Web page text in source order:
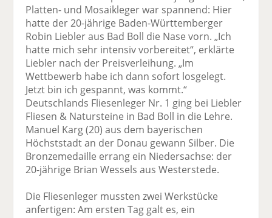
Platten- und Mosaikleger war spannend: Hier
hatte der 20-jährige Baden-Württemberger
Robin Liebler aus Bad Boll die Nase vorn. „Ich
hatte mich sehr intensiv vorbereitet“, erklärte
Liebler nach der Preisverleihung. „Im
Wettbewerb habe ich dann sofort losgelegt.
Jetzt bin ich gespannt, was kommt.“
Deutschlands Fliesenleger Nr. 1 ging bei Liebler
Fliesen & Natursteine in Bad Boll in die Lehre.
Manuel Karg (20) aus dem bayerischen
Höchststadt an der Donau gewann Silber. Die
Bronzemedaille errang ein Niedersachse: der
20-jährige Brian Wessels aus Westerstede.
Die Fliesenleger mussten zwei Werkstücke
anfertigen: Am ersten Tag galt es, ein